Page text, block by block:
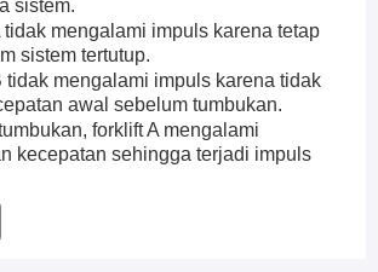
sistem.
tidak mengalami impuls karena tetap
sistem tertutup.
tidak mengalami impuls karena tidak
awal sebelum tumbukan.
forklift A mengalami
kecepatan sehingga terjadi impuls